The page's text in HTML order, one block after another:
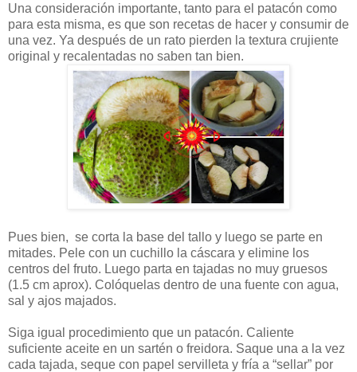
Una consideración importante, tanto para el patacón como
para esta misma, es que son recetas de hacer y consumir de
una vez. Ya después de un rato pierden la textura crujiente
original y recalentadas no saben tan bien.
Pues bien, se corta la base del tallo y luego se parte en
mitades. Pele con un cuchillo la cáscara y elimine los
centros del fruto. Luego parta en tajadas no muy gruesos
(1.5 cm aprox). Colóquelas dentro de una fuente con agua,
sal y ajos majados.
Siga igual procedimiento que un patacón. Caliente
suficiente aceite en un sartén o freidora. Saque una a la vez
cada tajada, seque con papel servilleta y fría a “sellar” por